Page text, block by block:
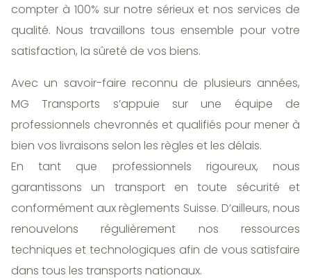
compter à 100% sur notre sérieux et nos services de
qualité. Nous travaillons tous ensemble pour votre
satisfaction, la sûreté de vos biens.
Avec un savoir-faire reconnu de plusieurs années,
MG Transports s’appuie sur une équipe de
professionnels chevronnés et qualifiés pour mener à
bien vos livraisons selon les règles et les délais.
En tant que professionnels rigoureux, nous
garantissons un transport en toute sécurité et
conformément aux règlements Suisse. D’ailleurs, nous
renouvelons régulièrement nos ressources
techniques et technologiques afin de vous satisfaire
dans tous les transports nationaux.